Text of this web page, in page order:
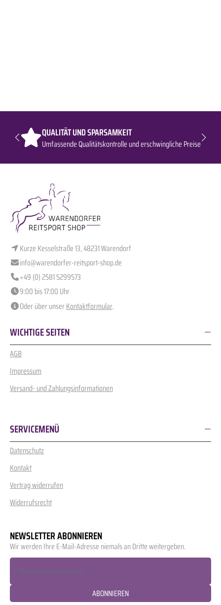
QUALITÄT UND SPARSAMKEIT
Umfassende Qualitätskontrolle und erschwingliche Preise
Kurze Kesselstraße 13, 48231 Warendorf
info@warendorfer-reitsport-shop.de
+49 (0) 2581 5299573
9:00 bis 17:00 Uhr
Oder über unserKontaktformular.
WICHTIGE SEITEN
AGB
Impressum
Versand- und Zahlungsinformationen
SERVICEMENÜ
Datenschutz
Kontakt
Vertrag widerrufen
Widerrufsrecht
NEWSLETTER ABONNIEREN
Wir werden Ihre E-Mail-Adresse niemals an Dritte weitergeben.
ABONNIEREN